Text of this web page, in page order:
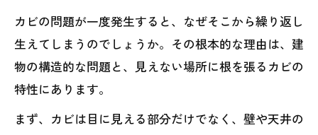
カビの問題が一度発生すると、なぜそこから繰り返し
生えてしまうのでしょうか。その根本的な理由は、建
物の構造的な問題と、見えない場所に根を張るカビの
特性にあります。
まず、カビは目に見える部分だけでなく、壁や天井の